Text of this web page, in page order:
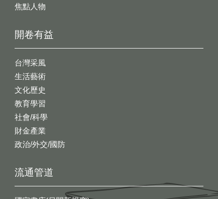
開卷有益
台灣采風
生活藝術
文化歷史
教育學習
社會/科學
財金產業
政治/外交/國防
焦點人物
流通管道